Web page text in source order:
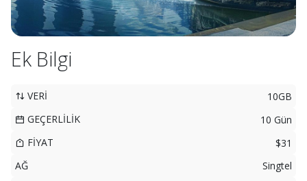
Ek Bilgi
VERİ
10GB
GEÇERLİLİK
10 Gün
FİYAT
$31
AĞ
Singtel